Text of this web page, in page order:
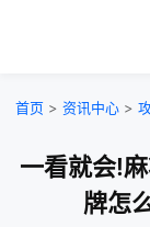
首页 > 资讯中心 >
一看就会!
牌怎